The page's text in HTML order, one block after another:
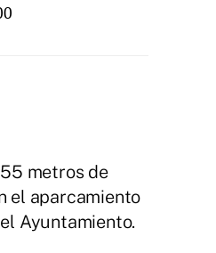
metros de
el aparcamiento
Ayuntamiento.